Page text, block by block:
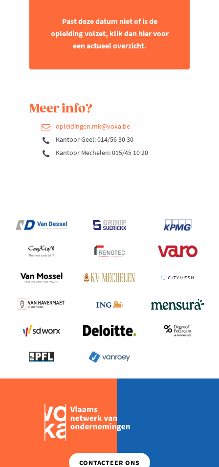
Past deze datum niet of is de
opleiding volzet, klik dan hiervoor
een actueel overzicht.
Meer info?
opleidingen.mk@voka.be
Kantoor Geel: 014/56 30 30
Kantoor Mechelen: 015/45 10 20